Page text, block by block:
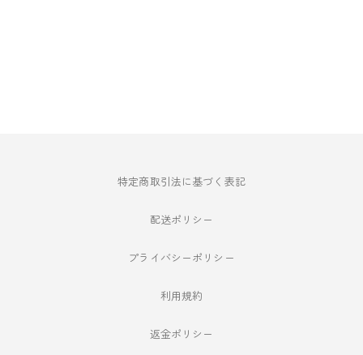
特定商取引法に基づく表記
配送ポリシー
プライバシーポリシー
利用規約
返金ポリシー